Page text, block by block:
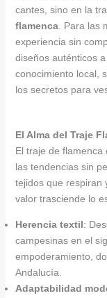
cantes, sino en la
flamenca. Para las
experiencia sin
diseños auténticos
conocimiento local,
los secretos para
El Alma del Traje
El traje de
las tendencias sin
tejidos que respiran
valor trasciende lo
Herencia textil:
campesinas en el
empoderamiento,
Andalucía.
Adaptabilidad